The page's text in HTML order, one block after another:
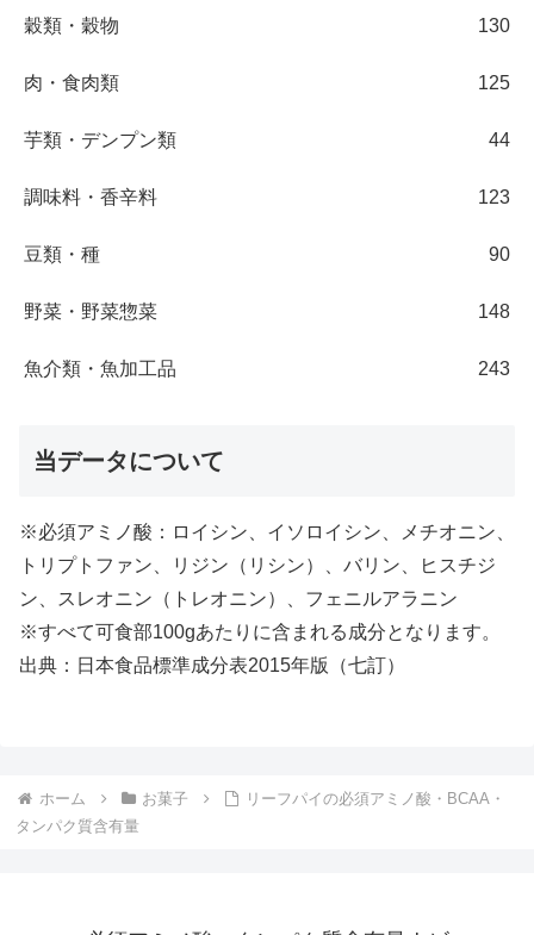
穀類・穀物 130
肉・食肉類 125
芋類・デンプン類 44
調味料・香辛料 123
豆類・種 90
野菜・野菜惣菜 148
魚介類・魚加工品 243
当データについて
※必須アミノ酸：ロイシン、イソロイシン、メチオニン、
トリプトファン、リジン（リシン）、バリン、ヒスチジ
ン、スレオニン（トレオニン）、フェニルアラニン
※すべて可食部100gあたりに含まれる成分となります。
出典：日本食品標準成分表2015年版（七訂）
ホーム お菓子
リーフパイの必須アミノ酸・BCAA・
タンパク質含有量